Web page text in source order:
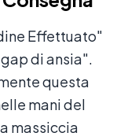
Effettuato"
di ansia".
questa
mani del
massiccia